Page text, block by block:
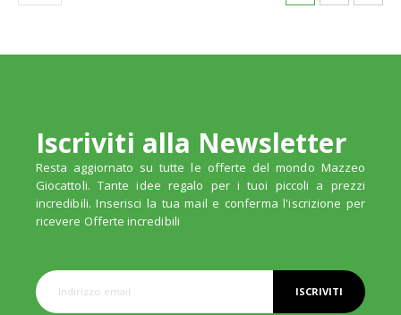
Iscriviti alla Newsletter
Resta aggiornato su tutte le offerte del mondo Mazzeo
Giocattoli. Tante idee regalo per i tuoi piccoli a prezzi
incredibili. Inserisci la tua mail e conferma l'iscrizione per
ricevere Offerte incredibili
ISCRIVITI